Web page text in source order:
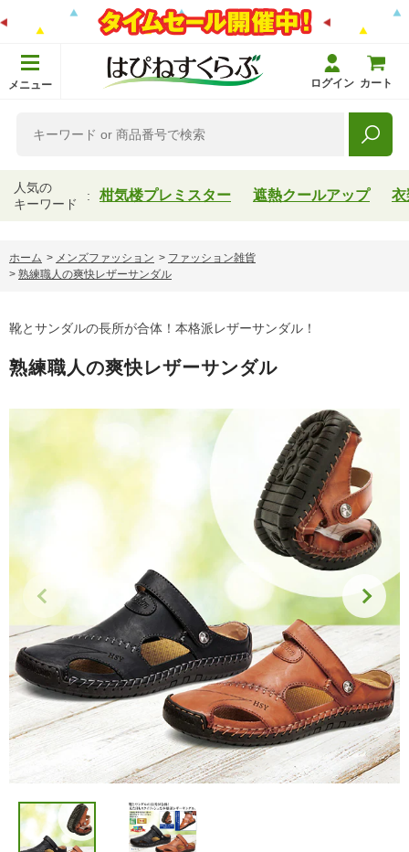
メニュー ログイン カート
人気の
キーワード
柑気楼プレミスター 遮熱クールアップ 衣
ホーム > メンズファッション > ファッション雑貨
> 熟練職人の爽快レザーサンダル
靴とサンダルの長所が合体！本格派レザーサンダル！
熟練職人の爽快レザーサンダル